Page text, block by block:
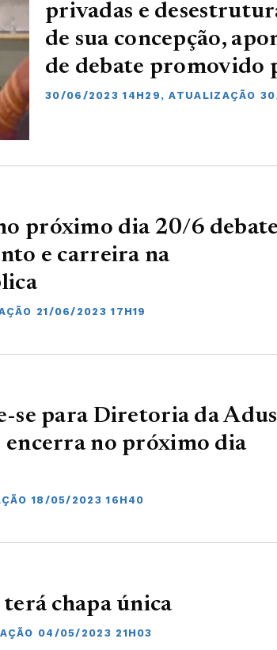
privadas e
de sua concepção,
de debate promovido
30/06/2023 14H29, ATUALIZAÇÃO
próximo dia 20/6 debate
e carreira na
21/06/2023 17H19
se para Diretoria da
encerra no próximo dia
18/05/2023 16H40
chapa única
04/05/2023 21H03